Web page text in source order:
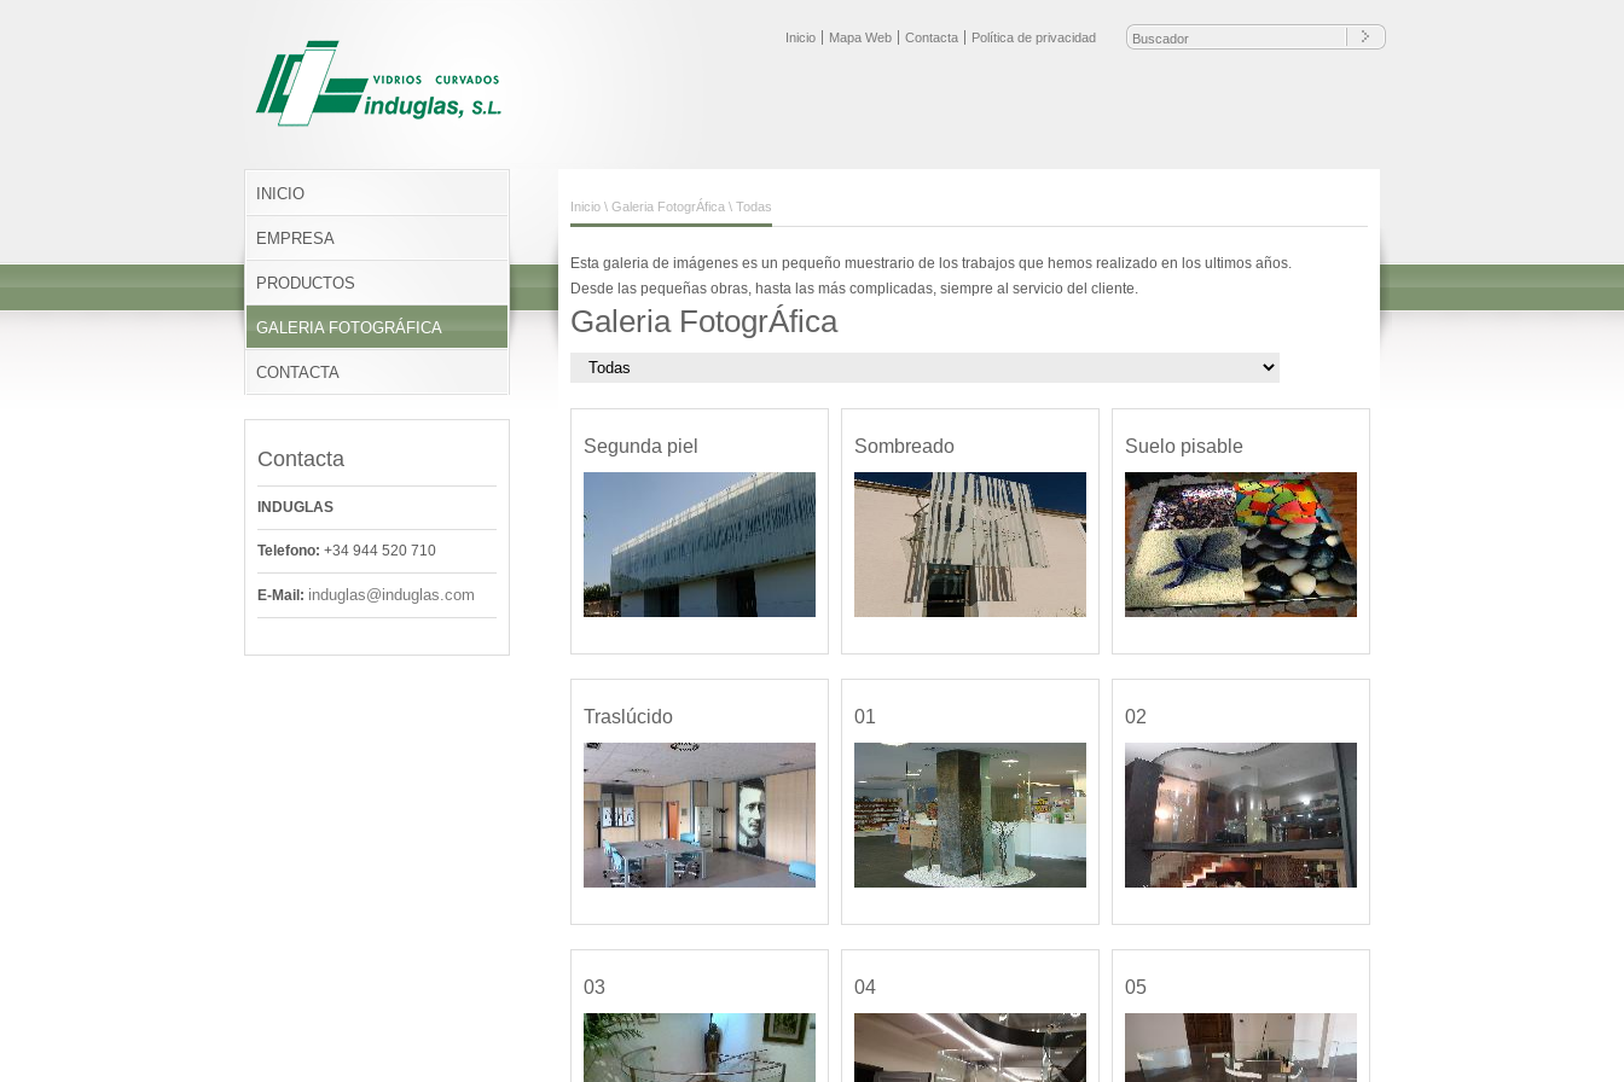
Inicio Mapa Web Contacta Política de privacidad
INICIO
EMPRESA
PRODUCTOS
GALERIA FOTOGRÁFICA
CONTACTA
Contacta
INDUGLAS
Telefono: +34 944 520 710
E-Mail: induglas@induglas.com
Inicio \ Galeria FotogrÁfica \ Todas
Esta galeria de imágenes es un pequeño muestrario de los trabajos que hemos realizado en los ultimos años.
Desde las pequeñas obras, hasta las más complicadas, siempre al servicio del cliente.
Galeria FotogrÁfica
Segunda piel Sombreado Suelo pisable
Traslúcido 01 02
03 04 05